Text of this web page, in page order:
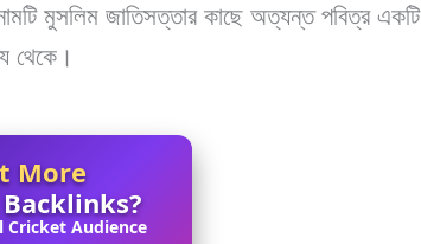
মুসলিম জাতিসত্তার কাছে অত্যন্ত পবিত্র একটি
থেকে।
More
Cricket Audience